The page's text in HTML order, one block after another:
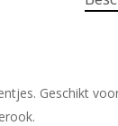
Geschikt